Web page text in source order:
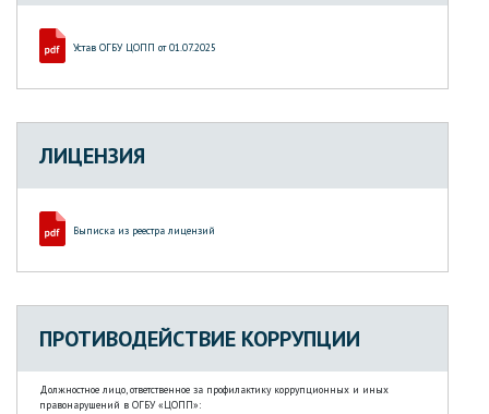
Устав ОГБУ ЦОПП от 01.07.2025
ЛИЦЕНЗИЯ
Выписка из реестра лицензий
ПРОТИВОДЕЙСТВИЕ КОРРУПЦИИ
Должностное лицо, ответственное за профилактику коррупционных и иных
правонарушений в ОГБУ «ЦОПП»: